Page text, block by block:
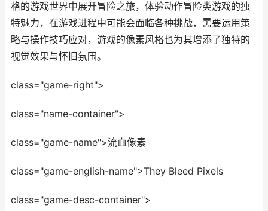
格的游戏世界中展开冒险之旅，体验动作冒险类游戏的独
特魅力，在游戏进程中可能会面临各种挑战，需要运用策
略与操作技巧应对，游戏的像素风格也为其增添了独特的
视觉效果与怀旧氛围。
class="game-right">
class="name-container">
class="game-name">流血像素
class="game-english-name">They Bleed Pixels
class="game-desc-container">